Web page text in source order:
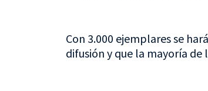
Con 3.000 ejemplares se
difusión y que la mayoría